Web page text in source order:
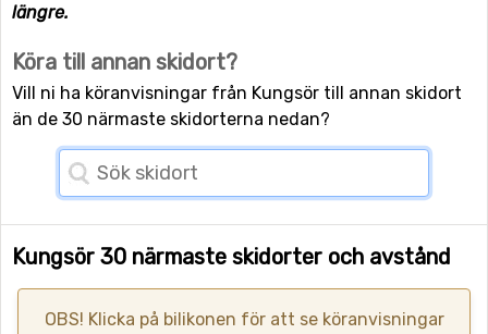
längre.
Köra till annan skidort?
Vill ni ha köranvisningar från Kungsör till annan skidort
än de 30 närmaste skidorterna nedan?
Kungsör 30 närmaste skidorter och avstånd
OBS! Klicka på bilikonen för att se köranvisningar